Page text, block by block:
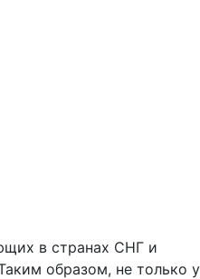
в странах СНГ и
образом, не только у